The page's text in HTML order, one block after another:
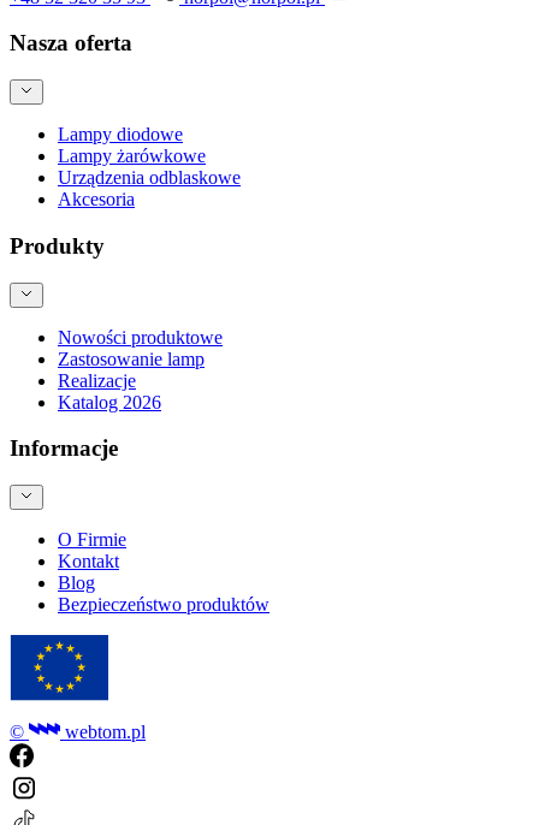
Nasza oferta
Lampy diodowe
Lampy żarówkowe
Urządzenia odblaskowe
Akcesoria
Produkty
Nowości produktowe
Zastosowanie lamp
Realizacje
Katalog 2026
Informacje
O Firmie
Kontakt
Blog
Bezpieczeństwo produktów
© webtom.pl